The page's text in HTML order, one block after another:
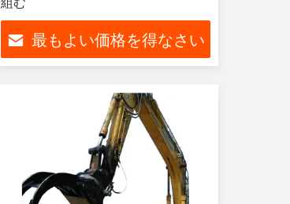
組む
最もよい価格を得なさい